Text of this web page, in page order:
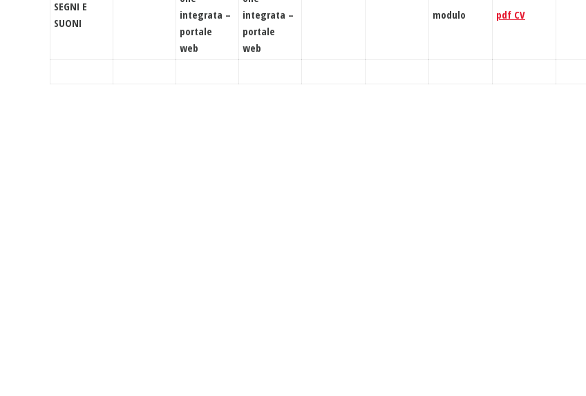
SEGNI E
SUONI
integrata –
portale
web
integrata –
portale
web
modulo pdf CV